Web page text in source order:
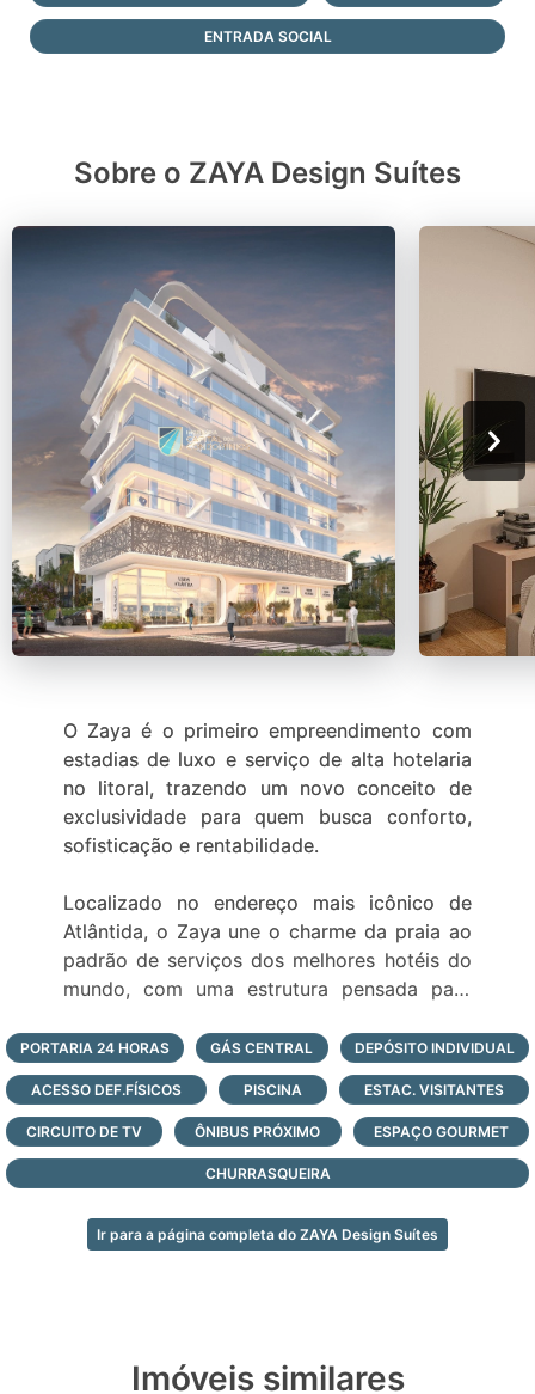
ENTRADA SOCIAL
Sobre o ZAYA Design Suítes
O Zaya é o primeiro empreendimento com
estadias de luxo e serviço de alta hotelaria
no litoral, trazendo um novo conceito de
exclusividade para quem busca conforto,
sofisticação e rentabilidade.
Localizado no endereço mais icônico de
Atlântida, o Zaya une o charme da praia ao
padrão de serviços dos melhores hotéis do
mundo, com uma estrutura pensada para
Com 60 unidades de lofts entre 19m² e
29m², sendo 14 com opção de quarto duplo,
o Zaya entrega apartamentos 100%
mobiliados e decorados, prontos para uso,
com roupas de cama, banho e cozinha
equipada.
do projeto.
PORTARIA 24 HORAS GÁS CENTRAL DEPÓSITO INDIVIDUAL
ACESSO DEF.FÍSICOS PISCINA ESTAC. VISITANTES
CIRCUITO DE TV ÔNIBUS PRÓXIMO ESPAÇO GOURMET
CHURRASQUEIRA
Ir para a página completa do ZAYA Design Suítes
Imóveis similares